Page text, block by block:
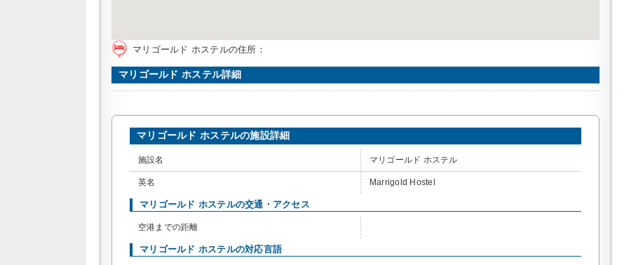
マリゴールド ホステルの住所：
マリゴールド ホステル詳細
マリゴールド ホステルの施設詳細
施設名 マリゴールド ホステル
英名 Marrigold Hostel
マリゴールド ホステルの交通・アクセス
空港までの距離
マリゴールド ホステルの対応言語